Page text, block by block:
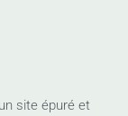
site épuré et